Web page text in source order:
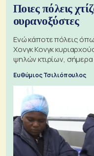
Ποιες πόλεις
ουρανοξύστες
Ενώ κάποτε πόλεις
Χονγκ Κονγκ
ψηλών κτιρίων, σήμερα
Ευθύμιος Τσιλιόπουλος